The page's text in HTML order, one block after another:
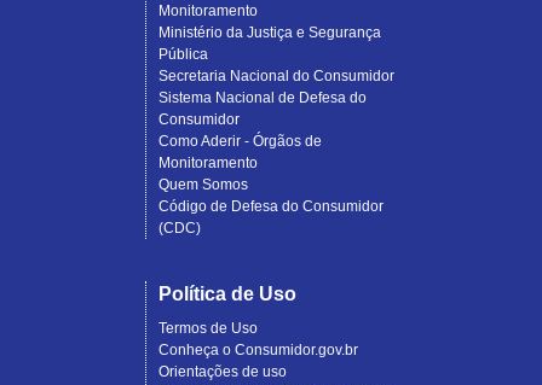
Monitoramento
Ministério da Justiça e Segurança
Pública
Secretaria Nacional do Consumidor
Sistema Nacional de Defesa do
Consumidor
Como Aderir - Órgãos de
Monitoramento
Quem Somos
Código de Defesa do Consumidor
(CDC)
Política de Uso
Termos de Uso
Conheça o Consumidor.gov.br
Orientações de uso